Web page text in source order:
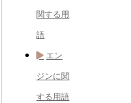
関する用
語
エン
ジンに関
する用語